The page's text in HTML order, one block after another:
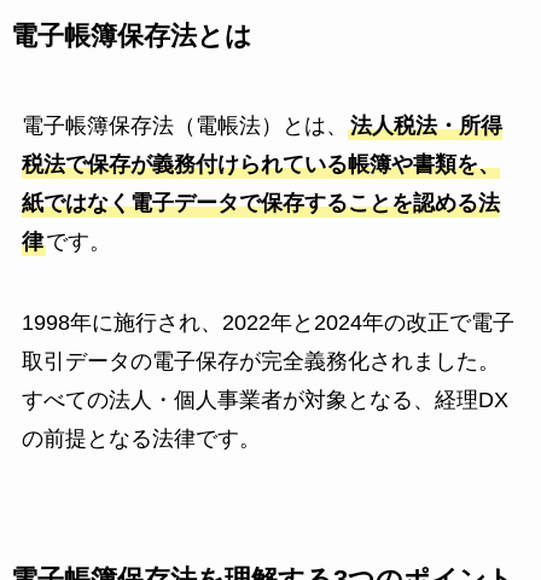
電子帳簿保存法とは
電子帳簿保存法（電帳法）とは、 法人税法・所得
税法で保存が義務付けられている帳簿や書類を、
紙ではなく電子データで保存することを認める法
律です。
1998年に施行され、2022年と2024年の改正で電子
取引データの電子保存が完全義務化されました。
すべての法人・個人事業者が対象となる、経理DX
の前提となる法律です。